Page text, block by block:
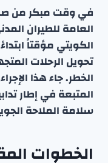
في وقت مبكر من
العامة للطيران
تحويل الرحلات
الخطر. جاء هذا
المتبعة في إطار
سلامة الملاحة
الخطوات